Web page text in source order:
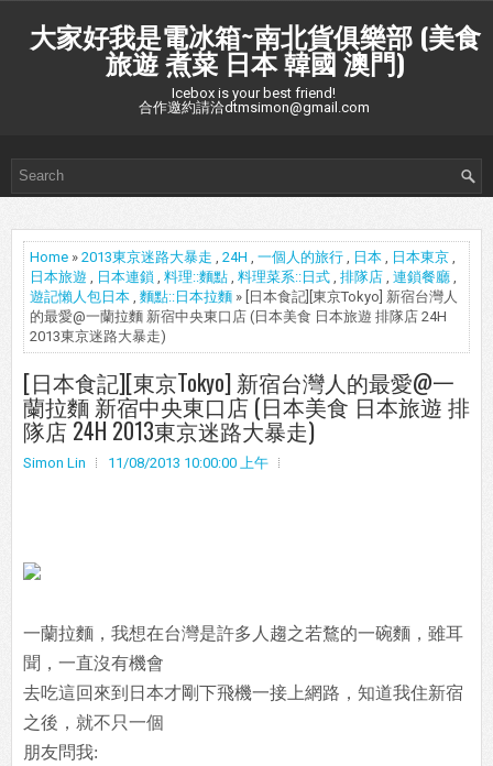
大家好我是電冰箱~南北貨俱樂部 (美食
旅遊 煮菜 日本 韓國 澳門)
Icebox is your best friend!
合作邀約請洽dtmsimon@gmail.com
Home » 2013東京迷路大暴走 , 24H , 一個人的旅行 , 日本 , 日本東京 ,
日本旅遊 , 日本連鎖 , 料理::麵點 , 料理菜系::日式 , 排隊店 , 連鎖餐廳 ,
遊記懶人包日本 , 麵點::日本拉麵 » [日本食記][東京Tokyo] 新宿台灣人
的最愛@一蘭拉麵 新宿中央東口店 (日本美食 日本旅遊 排隊店 24H
2013東京迷路大暴走)
[日本食記][東京Tokyo] 新宿台灣人的最愛@一
蘭拉麵 新宿中央東口店 (日本美食 日本旅遊 排
隊店 24H 2013東京迷路大暴走)
Simon Lin 11/08/2013 10:00:00 上午
一蘭拉麵，我想在台灣是許多人趨之若鶩的一碗麵，雖耳
聞，一直沒有機會
去吃這回來到日本才剛下飛機一接上網路，知道我住新宿
之後，就不只一個
朋友問我: